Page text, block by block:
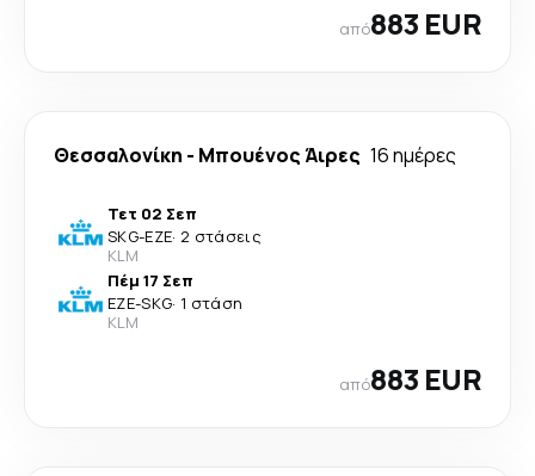
από883 EUR
Θεσσαλονίκη - Μπουένος Άιρες 16 ημέρες
Τετ 02 Σεπ
SKG-EZE· 2 στάσεις
KLM
Πέμ 17 Σεπ
EZE-SKG· 1 στάση
KLM
από883 EUR